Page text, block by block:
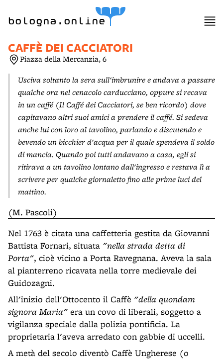
bologna.online
CAFFÈ DEI CACCIATORI
Piazza della Mercanzia, 6
Usciva soltanto la sera sull'imbrunire e andava a passare
qualche ora nel cenacolo carducciano, oppure si recava
in un caffé (Il Caffé dei Cacciatori, se ben ricordo) dove
capitavano altri suoi amici a prendere il caffé. Si sedeva
anche lui con loro al tavolino, parlando e discutendo e
bevendo un bicchier d'acqua per il quale spendeva il soldo
di mancia. Quando poi tutti andavano a casa, egli si
ritirava a un tavolino lontano dall'ingresso e restava lì a
scrivere per qualche giornaletto fino alle prime luci del
mattino.
(M. Pascoli)
Nel 1763 è citata una caffetteria gestita da Giovanni
Battista Fornari, situata "nella strada detta di
Porta", cioè vicino a Porta Ravegnana. Aveva la sala
al pianterreno ricavata nella torre medievale dei
Guidozagni.
All'inizio dell'Ottocento il Caffè "della quondam
signora Maria" era un covo di liberali, soggetto a
vigilanza speciale dalla polizia pontificia. La
proprietaria l'aveva arredato con gabbie di uccelli.
A metà del secolo diventò Caffè Ungherese (o